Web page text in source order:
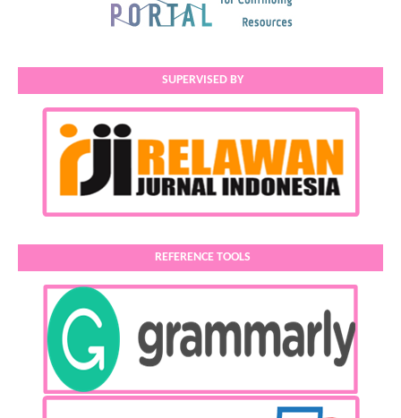
SUPERVISED BY
REFERENCE TOOLS